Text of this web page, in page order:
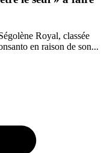
Royal, classée
en raison de son...